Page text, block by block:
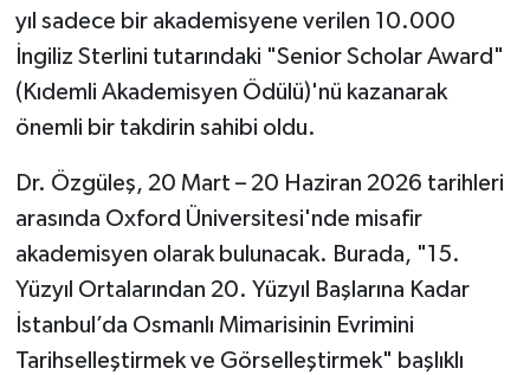
yıl sadece bir akademisyene verilen 10.000
İngiliz Sterlini tutarındaki "Senior Scholar Award"
(Kıdemli Akademisyen Ödülü)'nü kazanarak
önemli bir takdirin sahibi oldu.
Dr. Özgüleş, 20 Mart – 20 Haziran 2026 tarihleri
arasında Oxford Üniversitesi'nde misafir
akademisyen olarak bulunacak. Burada, "15.
Yüzyıl Ortalarından 20. Yüzyıl Başlarına Kadar
İstanbul’da Osmanlı Mimarisinin Evrimini
Tarihselleştirmek ve Görselleştirmek" başlıklı